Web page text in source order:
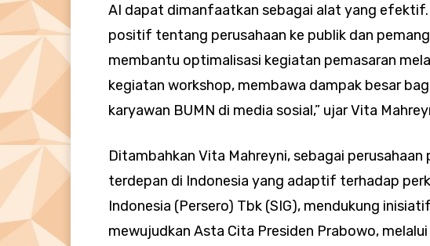
AI dapat dimanfaatkan sebagai alat yang
positif tentang perusahaan ke publik dan
membantu optimalisasi kegiatan pemasaran
kegiatan workshop, membawa dampak besar
karyawan BUMN di media sosial,” ujar Vita
Ditambahkan Vita Mahreyni, sebagai
terdepan di Indonesia yang adaptif terhadap
Indonesia (Persero) Tbk (SIG), mendukung
mewujudkan Asta Cita Presiden Prabowo,